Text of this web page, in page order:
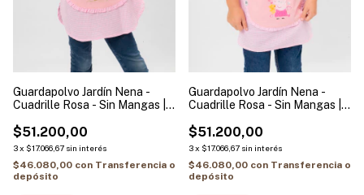
Guardapolvo Jardín Nena -
Cuadrille Rosa - Sin Mangas |
$51.200,00
3x $17.066,67 sin interés
$46.080,00 con Transferencia o
depósito
Guardapolvo Jardín Nena -
Cuadrille Rosa - Sin Mangas |
$51.200,00
3x $17.066,67 sin interés
$46.080,00 con Transferencia o
depósito